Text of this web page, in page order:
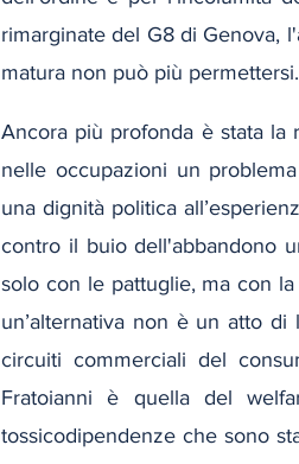
rimarginate del G8 di Genova,
matura non può più permettersi.
Ancora più profonda è stata la
nelle occupazioni un
una dignità politica
contro il buio dell'abbandono
solo con le pattuglie, ma con
un’alternativa non è un atto
circuiti commerciali del
Fratoianni è quella del
tossicodipendenze che sono